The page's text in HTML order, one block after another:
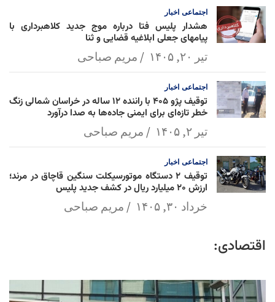
اجتماعی اخبار
هشدار پلیس فتا درباره موج جدید کلاهبرداری با
پیامهای جعلی ابلاغیه قضایی و ثنا
تیر ۲۰, ۱۴۰۵ مریم صباحی
اجتماعی اخبار
توقیف پژو ۴۰۵ با راننده ۱۲ ساله در خراسان شمالی زنگ
خطر تازه‌ای برای ایمنی جاده‌ها به صدا درآورد
تیر ۲, ۱۴۰۵ مریم صباحی
اجتماعی اخبار
توقیف ۲ دستگاه موتورسیکلت سنگین قاچاق در مرند؛
ارزش ۲۰ میلیارد ریال در کشف جدید پلیس
خرداد ۳۰, ۱۴۰۵ مریم صباحی
اقتصادی: